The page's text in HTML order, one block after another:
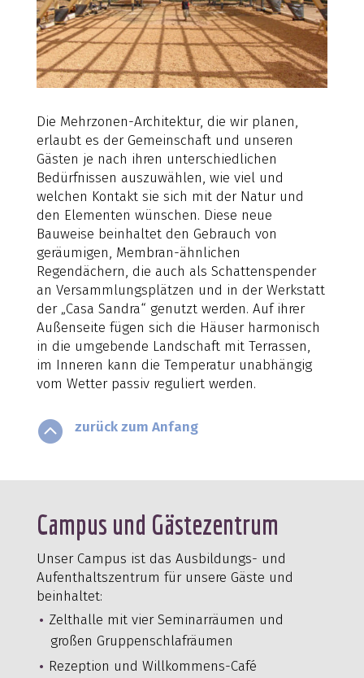
Die Mehrzonen-Architektur, die wir planen,
erlaubt es der Gemeinschaft und unseren
Gästen je nach ihren unterschiedlichen
Bedürfnissen auszuwählen, wie viel und
welchen Kontakt sie sich mit der Natur und
den Elementen wünschen. Diese neue
Bauweise beinhaltet den Gebrauch von
geräumigen, Membran-ähnlichen
Regendächern, die auch als Schattenspender
an Versammlungsplätzen und in der Werkstatt
der „Casa Sandra“ genutzt werden. Auf ihrer
Außenseite fügen sich die Häuser harmonisch
in die umgebende Landschaft mit Terrassen,
im Inneren kann die Temperatur unabhängig
vom Wetter passiv reguliert werden.
 zurück zum Anfang
Campus und Gästezentrum
Unser Campus ist das Ausbildungs- und
Aufenthaltszentrum für unsere Gäste und
beinhaltet:
Zelthalle mit vier Seminarräumen und
großen Gruppenschlafräumen
Rezeption und Willkommens-Café